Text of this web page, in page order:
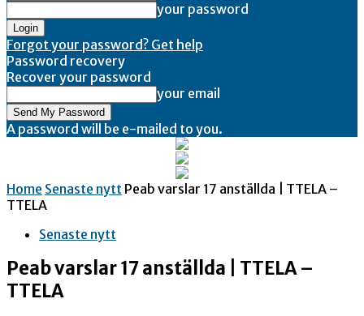
your password
Forgot your password? Get help
Password recovery
Recover your password
your email
A password will be e-mailed to you.
Home Senaste nytt Peab varslar 17 anställda | TTELA –
TTELA
Senaste nytt
Peab varslar 17 anställda | TTELA –
TTELA